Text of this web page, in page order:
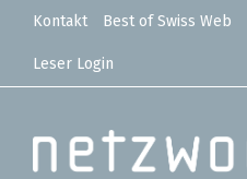
Kontakt Best of Swiss Web
Leser Login